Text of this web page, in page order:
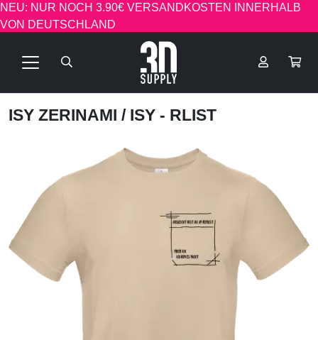
NEU: NUR NOCH 3.90€ VERSANDKOSTEN INNERHALB
VON DEUTSCHLAND
ISY ZERINAMI / ISY - RLIST